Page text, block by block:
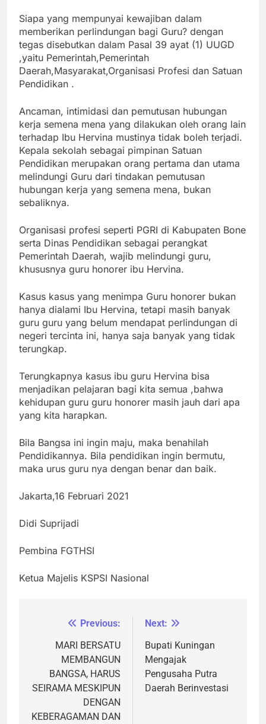
Siapa yang mempunyai kewajiban dalam
memberikan perlindungan bagi Guru? dengan
tegas disebutkan dalam Pasal 39 ayat (1) UUGD
,yaitu Pemerintah,Pemerintah
Daerah,Masyarakat,Organisasi Profesi dan Satuan
Pendidikan .
Ancaman, intimidasi dan pemutusan hubungan
kerja semena mena yang dilakukan oleh orang lain
terhadap Ibu Hervina mustinya tidak boleh terjadi.
Kepala sekolah sebagai pimpinan Satuan
Pendidikan merupakan orang pertama dan utama
melindungi Guru dari tindakan pemutusan
hubungan kerja yang semena mena, bukan
sebaliknya.
Organisasi profesi seperti PGRI di Kabupaten Bone
serta Dinas Pendidikan sebagai perangkat
Pemerintah Daerah, wajib melindungi guru,
khususnya guru honorer ibu Hervina.
Kasus kasus yang menimpa Guru honorer bukan
hanya dialami Ibu Hervina, tetapi masih banyak
guru guru yang belum mendapat perlindungan di
negeri tercinta ini, hanya saja banyak yang tidak
terungkap.
Terungkapnya kasus ibu guru Hervina bisa
menjadikan pelajaran bagi kita semua ,bahwa
kehidupan guru guru honorer masih jauh dari apa
yang kita harapkan.
Bila Bangsa ini ingin maju, maka benahilah
Pendidikannya. Bila pendidikan ingin bermutu,
maka urus guru nya dengan benar dan baik.
Jakarta,16 Februari 2021
Didi Suprijadi
Pembina FGTHSI
Ketua Majelis KSPSI Nasional
NavigasiPrevious:
MARI BERSATU
MEMBANGUN
BANGSA, HARUS
SEIRAMA MESKIPUN
DENGAN
KEBERAGAMAN DAN
Next:
Bupati Kuningan
Mengajak
Pengusaha Putra
Daerah Berinvestasi